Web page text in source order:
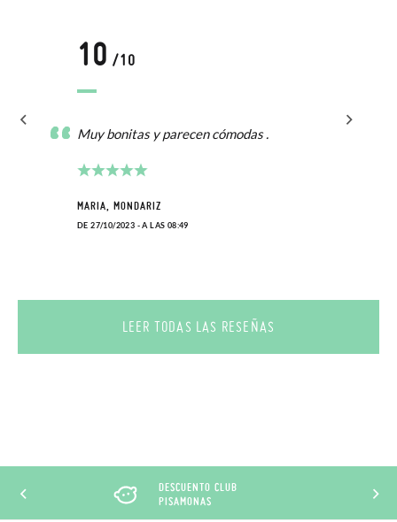
10 /10
Muy bonitas y parecen cómodas .
MARIA, MONDARIZ
DE 27/10/2023 - A LAS 08:49
LEER TODAS LAS RESEÑAS
DESCUENTO CLUB
PISAMONAS